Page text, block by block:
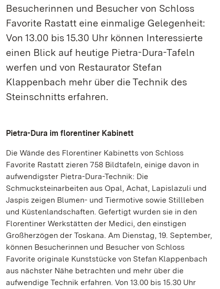
Besucherinnen und Besucher von Schloss
Favorite Rastatt eine einmalige Gelegenheit:
Von 13.00 bis 15.30 Uhr können Interessierte
einen Blick auf heutige Pietra-Dura-Tafeln
werfen und von Restaurator Stefan
Klappenbach mehr über die Technik des
Steinschnitts erfahren.
Pietra-Dura im florentiner Kabinett
Die Wände des Florentiner Kabinetts von Schloss
Favorite Rastatt zieren 758 Bildtafeln, einige davon in
aufwendigster Pietra-Dura-Technik: Die
Schmucksteinarbeiten aus Opal, Achat, Lapislazuli und
Jaspis zeigen Blumen- und Tiermotive sowie Stillleben
und Küstenlandschaften. Gefertigt wurden sie in den
Florentiner Werkstätten der Medici, den einstigen
Großherzögen der Toskana. Am Dienstag, 19. September,
können Besucherinnen und Besucher von Schloss
Favorite originale Kunststücke von Stefan Klappenbach
aus nächster Nähe betrachten und mehr über die
aufwendige Technik erfahren. Von 13.00 bis 15.30 Uhr